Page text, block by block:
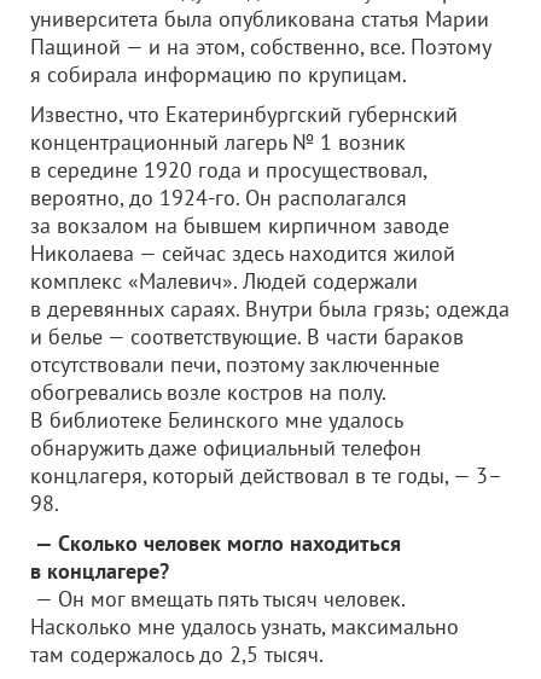
университета была опубликована статья Марии
Пащиной — и на этом, собственно, все. Поэтому
я собирала информацию по крупицам.
Известно, что Екатеринбургский губернский
концентрационный лагерь № 1 возник
в середине 1920 года и просуществовал,
вероятно, до 1924-го. Он располагался
за вокзалом на бывшем кирпичном заводе
Николаева — сейчас здесь находится жилой
комплекс «Малевич». Людей содержали
в деревянных сараях. Внутри была грязь; одежда
и белье — соответствующие. В части бараков
отсутствовали печи, поэтому заключенные
обогревались возле костров на полу.
В библиотеке Белинского мне удалось
обнаружить даже официальный телефон
концлагеря, который действовал в те годы, — 3–
98.
— Сколько человек могло находиться
в концлагере?
— Он мог вмещать пять тысяч человек.
Насколько мне удалось узнать, максимально
там содержалось до 2,5 тысяч.